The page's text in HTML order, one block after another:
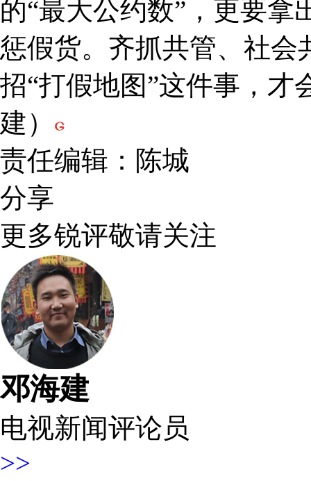
的“最大公约数”，更要
惩假货。齐抓共管、社会
招“打假地图”这件事，才
建）
责任编辑：陈城
分享
更多锐评敬请关注
邓海建
电视新闻评论员
>>